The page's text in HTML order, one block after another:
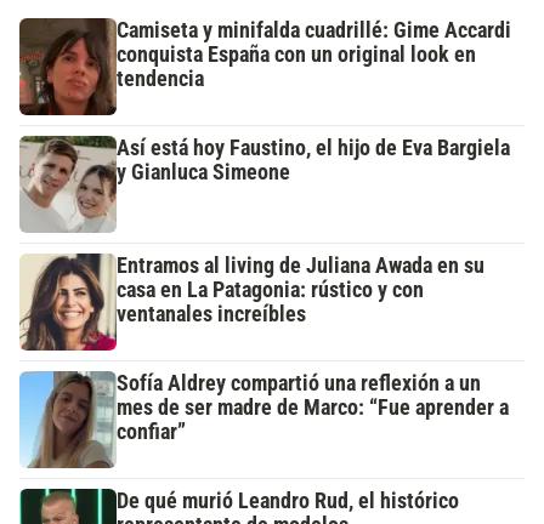
Camiseta y minifalda cuadrillé: Gime Accardi
conquista España con un original look en
tendencia
Así está hoy Faustino, el hijo de Eva Bargiela
y Gianluca Simeone
Entramos al living de Juliana Awada en su
casa en La Patagonia: rústico y con
ventanales increíbles
Sofía Aldrey compartió una reflexión a un
mes de ser madre de Marco: “Fue aprender a
confiar”
De qué murió Leandro Rud, el histórico